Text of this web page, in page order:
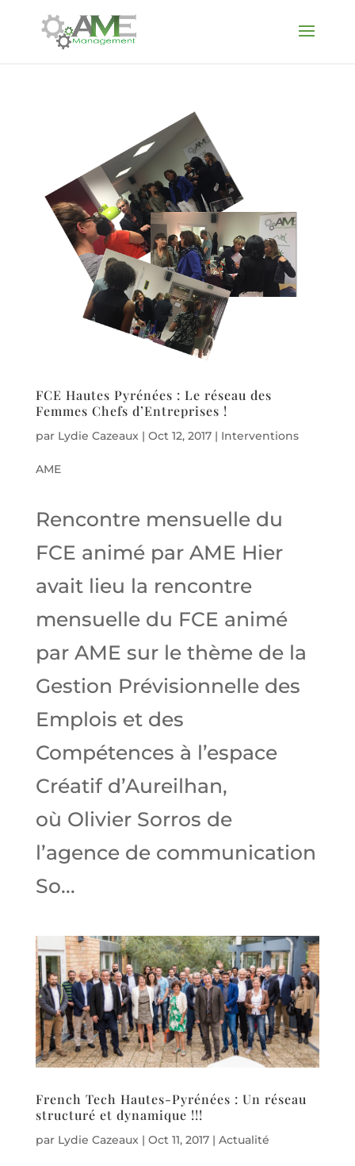
FCE Hautes Pyrénées : Le réseau des
Femmes Chefs d’Entreprises !
par Lydie Cazeaux| Oct 12, 2017| Interventions
AME
Rencontre mensuelle du
FCE animé par AME Hier
avait lieu la rencontre
mensuelle du FCE animé
par AME sur le thème de la
Gestion Prévisionnelle des
Emplois et des
Compétences à l’espace
Créatif d’Aureilhan,
où Olivier Sorros de
l’agence de communication
So...
French Tech Hautes-Pyrénées : Un réseau
structuré et dynamique !!!
par Lydie Cazeaux| Oct 11, 2017| Actualité